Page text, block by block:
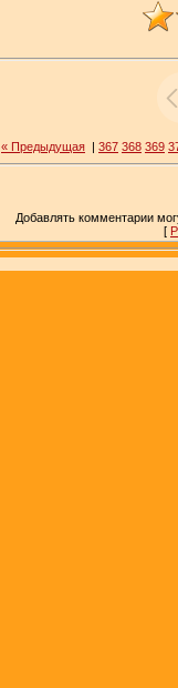
« Предыдущая 367 368 369
Добавлять комментарии
[